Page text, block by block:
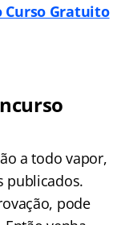
Curso Gratuito
a todo vapor,
publicados.
pode